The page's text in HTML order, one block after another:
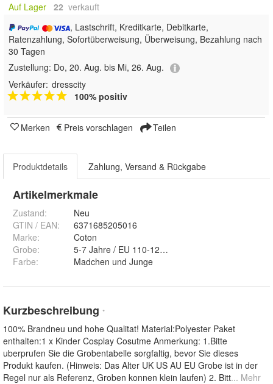
Auf Lager 22 verkauft
, Lastschrift, Kreditkarte, Debitkarte,
Ratenzahlung, Sofortüberweisung, Überweisung, Bezahlung nach
30 Tagen
Zustellung: Do, 20. Aug. bis Mi, 26. Aug.
Verkäufer: dresscity
100% positiv
Merken Preis vorschlagen Teilen
Produktdetails Zahlung, Versand & Rückgabe
Artikelmerkmale
Zustand:
Neu
GTIN / EAN:
6371685205016
Marke:
Coton
Grobe:
Farbe: Madchen und Junge
Kurzbeschreibung *
100% Brandneu und hohe Qualitat! Material:Polyester Paket
enthalten:1 x Kinder Cosplay Cosutme Anmerkung: 1.Bitte
uberprufen Sie die Grobentabelle sorgfaltig, bevor Sie dieses
Produkt kaufen. (Hinweis: Das Alter UK US AU EU Grobe ist in der
Regel nur als Referenz, Groben konnen klein laufen) 2. Bitt... Mehr